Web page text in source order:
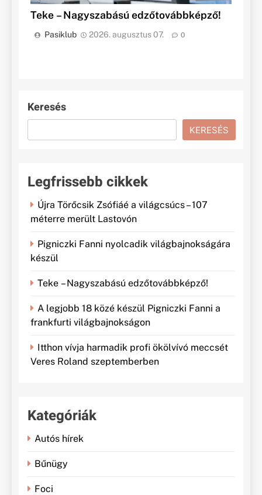
Teke – Nagyszabású edzőtovábbképző!
Pasiklub 2026. augusztus 07. 0
Keresés
KERESÉS
Legfrissebb cikkek
Újra Törőcsik Zsófiáé a világcsúcs – 107
méterre merült Lastovón
Pigniczki Fanni nyolcadik világbajnokságára
készül
Teke – Nagyszabású edzőtovábbképző!
A legjobb 18 közé készül Pigniczki Fanni a
frankfurti világbajnokságon
Itthon vívja harmadik profi ökölvívó meccsét
Veres Roland szeptemberben
Kategóriák
Autós hírek
Bűnügy
Foci